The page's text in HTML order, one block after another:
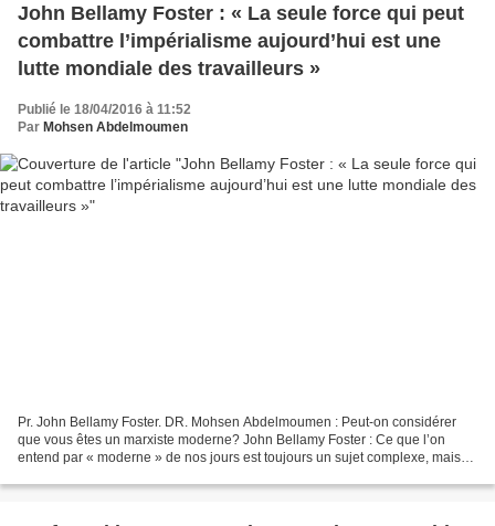
John Bellamy Foster : « La seule force qui peut
combattre l’impérialisme aujourd’hui est une
lutte mondiale des travailleurs »
Publié le 18/04/2016 à 11:52
Par Mohsen Abdelmoumen
Pr. John Bellamy Foster. DR. Mohsen Abdelmoumen : Peut-on considérer
que vous êtes un marxiste moderne? John Bellamy Foster : Ce que l’on
entend par « moderne » de nos jours est toujours un sujet complexe, mais